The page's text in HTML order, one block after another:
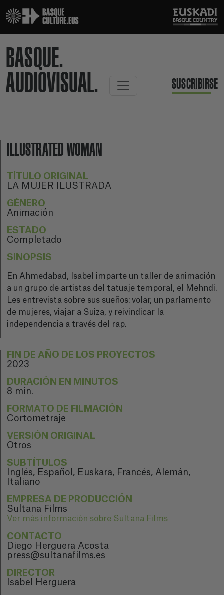
BASQUE.
AUDIOVISUAL.
SUSCRIBIRSE
ILLUSTRATED WOMAN
TÍTULO ORIGINAL
LA MUJER ILUSTRADA
GÉNERO
Animación
ESTADO
Completado
SINOPSIS
En Ahmedabad, Isabel imparte un taller de animación
a un grupo de artistas del tatuaje temporal, el Mehndi.
Les entrevista sobre sus sueños: volar, un parlamento
de mujeres, viajar a Suiza, y reivindicar la
independencia a través del rap.
FIN DE AÑO DE LOS PROYECTOS
2023
DURACIÓN EN MINUTOS
8 min.
FORMATO DE FILMACIÓN
Cortometraje
VERSIÓN ORIGINAL
Otros
SUBTÍTULOS
Inglés, Español, Euskara, Francés, Alemán,
Italiano
EMPRESA DE PRODUCCIÓN
Sultana Films
Ver más información sobre Sultana Films
CONTACTO
Diego Herguera Acosta
press@sultanafilms.es
DIRECTOR
Isabel Herguera